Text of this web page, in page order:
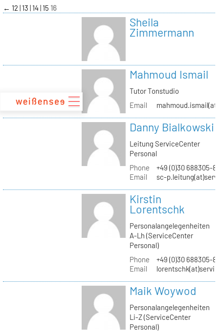
zum
Inhalt
← 12 13 14 15 16
Sheila
Zimmermann
Mahmoud Ismail
Tutor Tonstudio
Email
Danny Bialkowski
Leitung ServiceCenter
Personal
Phone
+49 (0)30 688305-
Email
sc-
Kirstin
Lorentschk
Personalangelegenheiten
A-Lh (ServiceCenter
Personal)
Phone
+49 (0)30 688305-
Email
Maik Woywod
Personalangelegenheiten
Li-Z (ServiceCenter
Personal)